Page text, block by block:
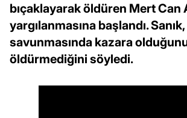
bıçaklayarak öldüren Mert Can
yargılanmasına başlandı. Sanık,
savunmasında kazara
öldürmediğini söyledi.